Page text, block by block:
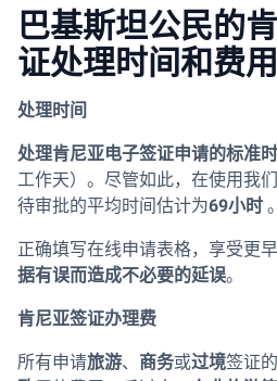
巴基斯坦公民的
证处理时间和费用
处理时间
处理肯尼亚电子签证申请的标准
工作天）。尽管如此，在使用我
待审批的平均时间估计为69小时 。
正确填写在线申请表格，享受更早
据有误而造成不必要的延误。
肯尼亚签证办理费
所有申请旅游、 商务或过境签证